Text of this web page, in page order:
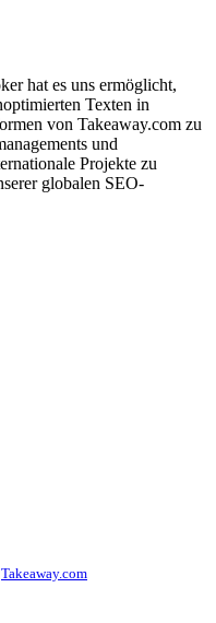
hat es uns ermöglicht,
Texten in
von Takeaway.com zu
und
Projekte zu
globalen SEO-
Takeaway.com